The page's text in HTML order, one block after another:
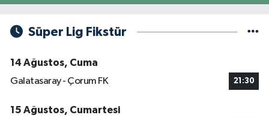
Süper Lig Fikstür
14 Ağustos, Cuma
Galatasaray - Çorum FK
21:30
15 Ağustos, Cumartesi